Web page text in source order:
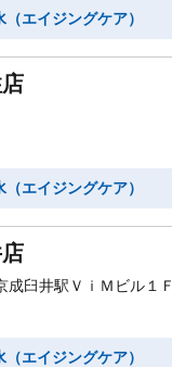
エイジングケア）
エイジングケア）
臼井駅ＶｉＭビル１Ｆ
エイジングケア）